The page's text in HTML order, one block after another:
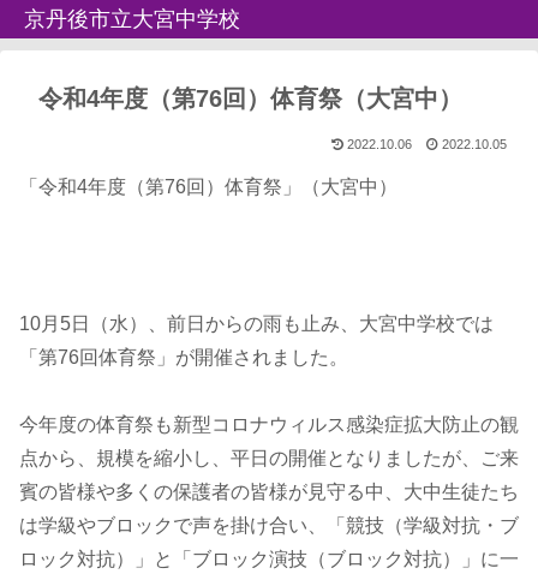
京丹後市立大宮中学校
令和4年度（第76回）体育祭（大宮中）
2022.10.06 2022.10.05
「令和4年度（第76回）体育祭」（大宮中）
10月5日（水）、前日からの雨も止み、大宮中学校では
「第76回体育祭」が開催されました。
今年度の体育祭も新型コロナウィルス感染症拡大防止の観
点から、規模を縮小し、平日の開催となりましたが、ご来
賓の皆様や多くの保護者の皆様が見守る中、大中生徒たち
は学級やブロックで声を掛け合い、「競技（学級対抗・ブ
ロック対抗）」と「ブロック演技（ブロック対抗）」に一